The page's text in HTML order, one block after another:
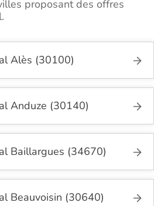
proposant des offres
Alès (30100)
Anduze (30140)
Baillargues (34670)
Beauvoisin (30640)